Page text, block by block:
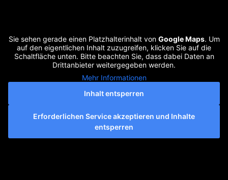
Sie sehen gerade einen Platzhalterinhalt von Google Maps. Um
auf den eigentlichen Inhalt zuzugreifen, klicken Sie auf die
Schaltfläche unten. Bitte beachten Sie, dass dabei Daten an
Drittanbieter weitergegeben werden.
Mehr Informationen
Inhalt entsperren
Erforderlichen Service akzeptieren und Inhalte
entsperren